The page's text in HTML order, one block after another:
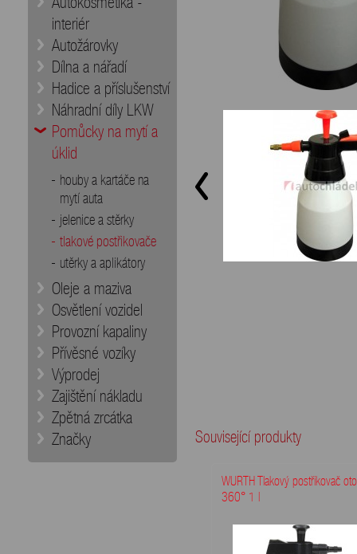
interiér
Autožárovky
Dílna a nářadí
Hadice a příslušenství
Náhradní díly LKW
Pomůcky na mytí a
úklid
houby a kartáče na
mytí auta
jelenice a stěrky
tlakové postřikovače
utěrky a aplikátory
Oleje a maziva
Osvětlení vozidel
Provozní kapaliny
Přívěsné vozíky
Výprodej
Zajištění nákladu
Zpětná zrcátka
Značky
Související produkty
WURTH Tlakový postřikovač
360° 1 l